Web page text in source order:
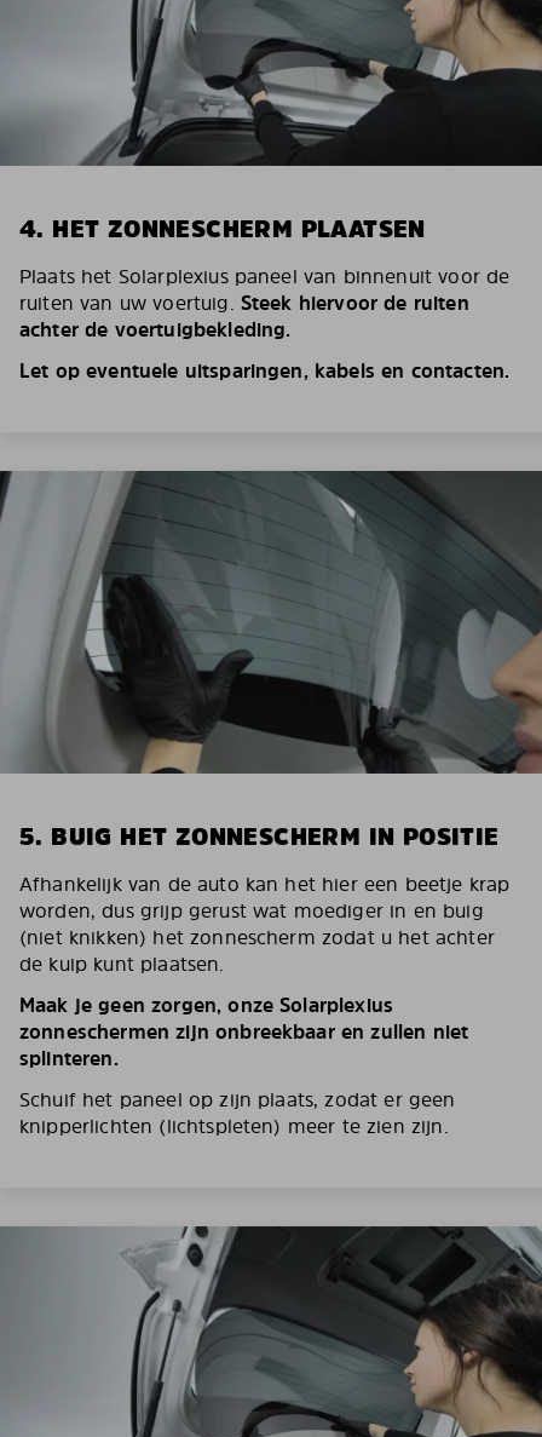
4. HET ZONNESCHERM PLAATSEN
Plaats het Solarplexius paneel van binnenuit voor de
ruiten van uw voertuig. Steek hiervoor de ruiten
achter de voertuigbekleding.
Let op eventuele uitsparingen, kabels en contacten.
5. BUIG HET ZONNESCHERM IN POSITIE
Afhankelijk van de auto kan het hier een beetje krap
worden, dus grijp gerust wat moediger in en buig
(niet knikken) het zonnescherm zodat u het achter
de kuip kunt plaatsen.
Maak je geen zorgen, onze Solarplexius
zonneschermen zijn onbreekbaar en zullen niet
splinteren.
Schuif het paneel op zijn plaats, zodat er geen
knipperlichten (lichtspleten) meer te zien zijn.